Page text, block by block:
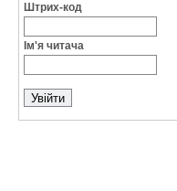
Штрих-код
Ім'я читача